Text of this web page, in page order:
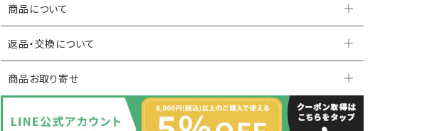
商品について
返品・交換について
商品お取り寄せ